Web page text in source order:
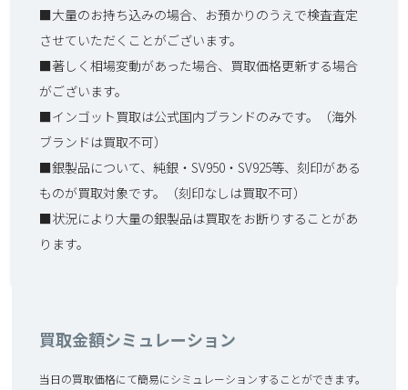
■大量のお持ち込みの場合、お預かりのうえで検査査定
させていただくことがございます。
■著しく相場変動があった場合、買取価格更新する場合
がございます。
■インゴット買取は公式国内ブランドのみです。（海外
ブランドは買取不可）
■銀製品について、純銀・SV950・SV925等、刻印がある
ものが買取対象です。（刻印なしは買取不可）
■状況により大量の銀製品は買取をお断りすることがあ
ります。
買取金額シミュレーション
当日の買取価格にて簡易にシミュレーションすることができます。